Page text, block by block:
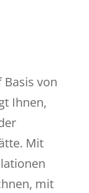
Basis von
Ihnen,
Mit
mit